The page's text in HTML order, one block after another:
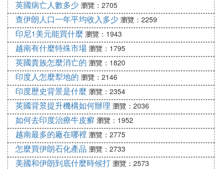
10、不應要求過多的保釋金，亦不應強課過分之罰
款，更不應濫施殘酷非常之刑罰。
11、陪審官應予正式記名列表並陳報之，凡審理叛國
犯案件之陪審官應為自由世襲地領有人。12、定罪
前，特定人的一切讓與及對罰金與沒收財產所做的一
切承諾，皆屬非法而無效。
13、為申雪一切訴冤，並為修正、加強與維護法律起
見，國會應時常集會。人們可以看到「十三條」主要
有兩方面內容：①限制國王的權力，約束國王的實際
統治權，如第1、2、4、6條；②保證議會的立法權、
財政權、司法權和軍權等，如第8、9、13條。
英國《權利法案》續作1701年英國議會又通過了一部
英國病亡人數多少 瀏覽：2705
查伊朗人口一年平均收入多少 瀏覽：2259
印尼1美元能買什麼 瀏覽：1943
越南有什麼特殊市場 瀏覽：1795
英國貴族怎麼消亡的 瀏覽：1820
印度人怎麼犁地的 瀏覽：2146
印度歷史背景是什麼 瀏覽：2354
英國背景提升機構如何辦理 瀏覽：2036
如何去印度治療牛皮癬 瀏覽：1952
越南最多的廠在哪裡 瀏覽：2775
怎麼買伊朗石化產品 瀏覽：2733
美國和伊朗到底什麼時候打 瀏覽：2573